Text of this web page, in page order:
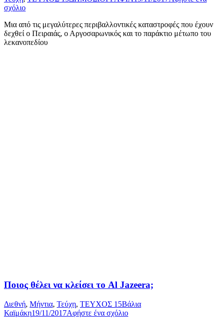
σχόλιο
Μια από τις μεγαλύτερες περιβαλλοντικές καταστροφές που έχουν
δεχθεί ο Πειραιάς, ο Αργοσαρωνικός και το παράκτιο μέτωπο του
λεκανοπεδίου
Ποιος θέλει να κλείσει το Al Jazeera;
Διεθνή, Μήντια, Τεύχη, ΤΕΥΧΟΣ 15Βάλια
Καϊμάκη19/11/2017Αφήστε ένα σχόλιο